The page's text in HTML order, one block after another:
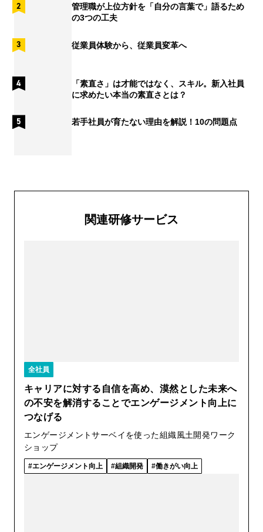
管理職が上位方針を「自分の言葉で」語るため
の3つの工夫
従業員体験から、従業員変革へ
「素直さ」は才能ではなく、スキル。新入社員
に求めたい本当の素直さとは？
若手社員が育たない理由を解説！10の問題点
関連研修サービス
全社員
キャリアに対する自信を高め、漠然とした未来へ
の不安を解消することでエンゲージメント向上に
つなげる
エンゲージメントサーベイを使った組織風土開発ワーク
ショップ
エンゲージメント向上 組織開発 働きがい向上